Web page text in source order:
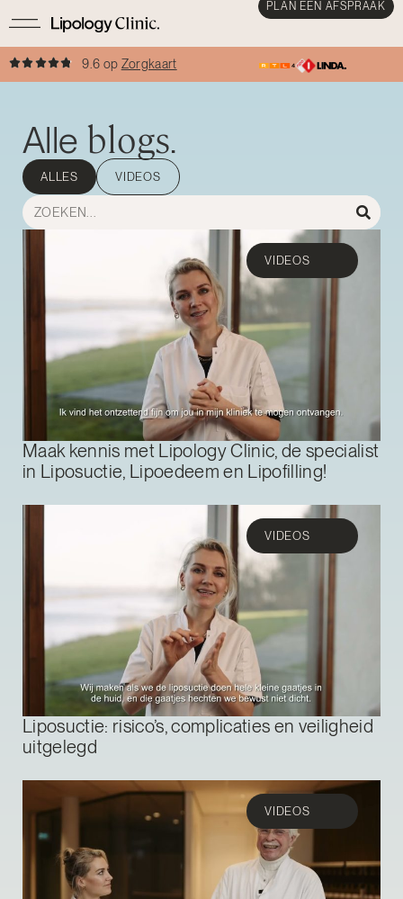
PLAN EEN AFSPRAAK
9.6 op Zorgkaart
Alle blogs.
VIDEOS
ALLES
Maak kennis met Lipology Clinic, de specialist
in Liposuctie, Lipoedeem en Lipofilling!
VIDEOS
Liposuctie: risico’s, complicaties en veiligheid
uitgelegd
VIDEOS
VIDEOS